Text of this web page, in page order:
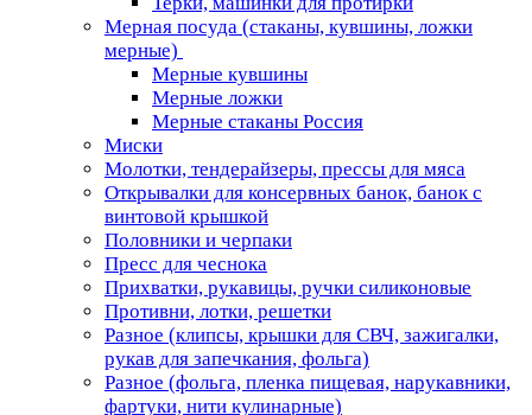
Мерная посуда (стаканы, кувшины, ложки
мерные)
Мерные кувшины
Мерные ложки
Мерные стаканы Россия
Миски
Молотки, тендерайзеры, прессы для мяса
Открывалки для консервных банок, банок с
винтовой крышкой
Половники и черпаки
Пресс для чеснока
Прихватки, рукавицы, ручки силиконовые
Противни, лотки, решетки
Разное (клипсы, крышки для СВЧ, зажигалки,
рукав для запечкания, фольга)
Разное (фольга, пленка пищевая, нарукавники,
фартуки, нити кулинарные)